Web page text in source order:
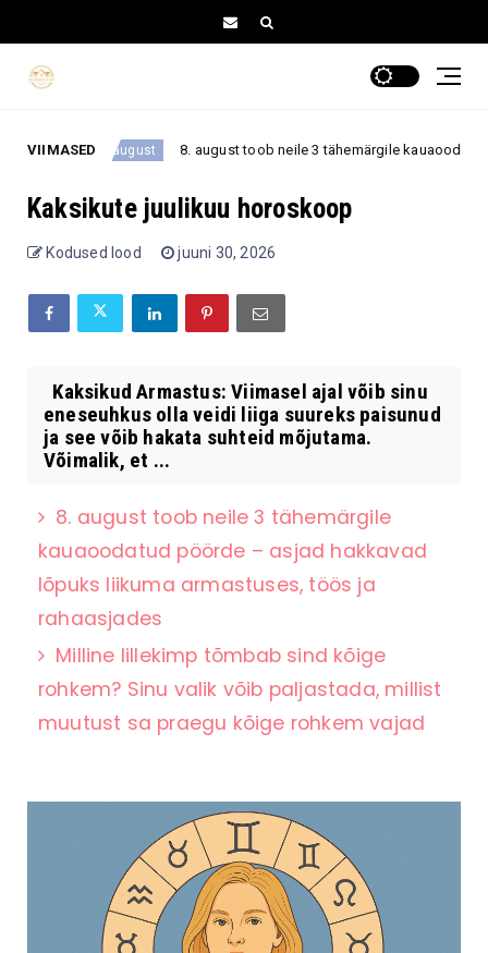
VIIMASED
8. august 8. august toob neile 3 tähemärgile kauaoodatud
Kaksikute juulikuu horoskoop
Kodused lood juuni 30, 2026
Kaksikud Armastus: Viimasel ajal võib sinu
eneseuhkus olla veidi liiga suureks paisunud
ja see võib hakata suhteid mõjutama.
Võimalik, et ...
8. august toob neile 3 tähemärgile
kauaoodatud pöörde – asjad hakkavad
lõpuks liikuma armastuses, töös ja
rahaasjades
Milline lillekimp tõmbab sind kõige
rohkem? Sinu valik võib paljastada, millist
muutust sa praegu kõige rohkem vajad